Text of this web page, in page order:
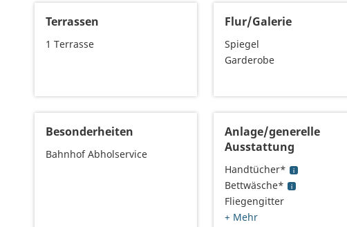
Terrassen
1 Terrasse
Flur/Galerie
Spiegel
Garderobe
Besonderheiten
Bahnhof Abholservice
Anlage/generelle
Ausstattung
Handtücher*
Bettwäsche*
Fliegengitter
+ Mehr